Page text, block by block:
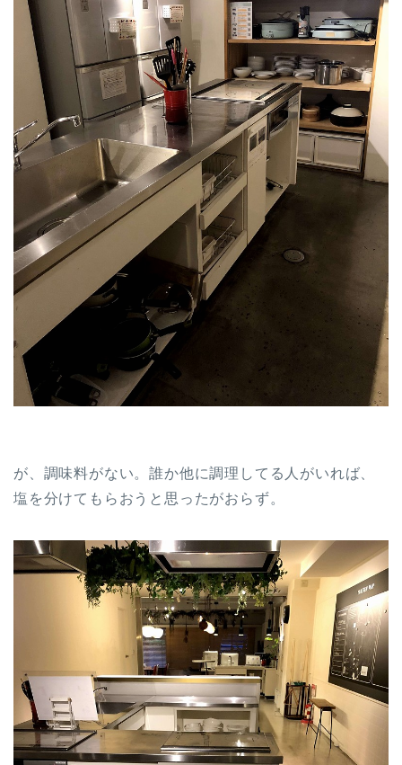
が、調味料がない。誰か他に調理してる人がいれば、
塩を分けてもらおうと思ったがおらず。